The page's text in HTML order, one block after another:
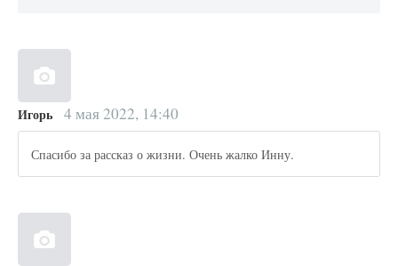
Игорь 4 мая 2022, 14:40
Спасибо за рассказ о жизни. Очень жалко Инну.